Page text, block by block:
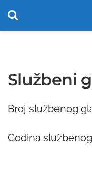
Službeni
Broj službenog
Godina